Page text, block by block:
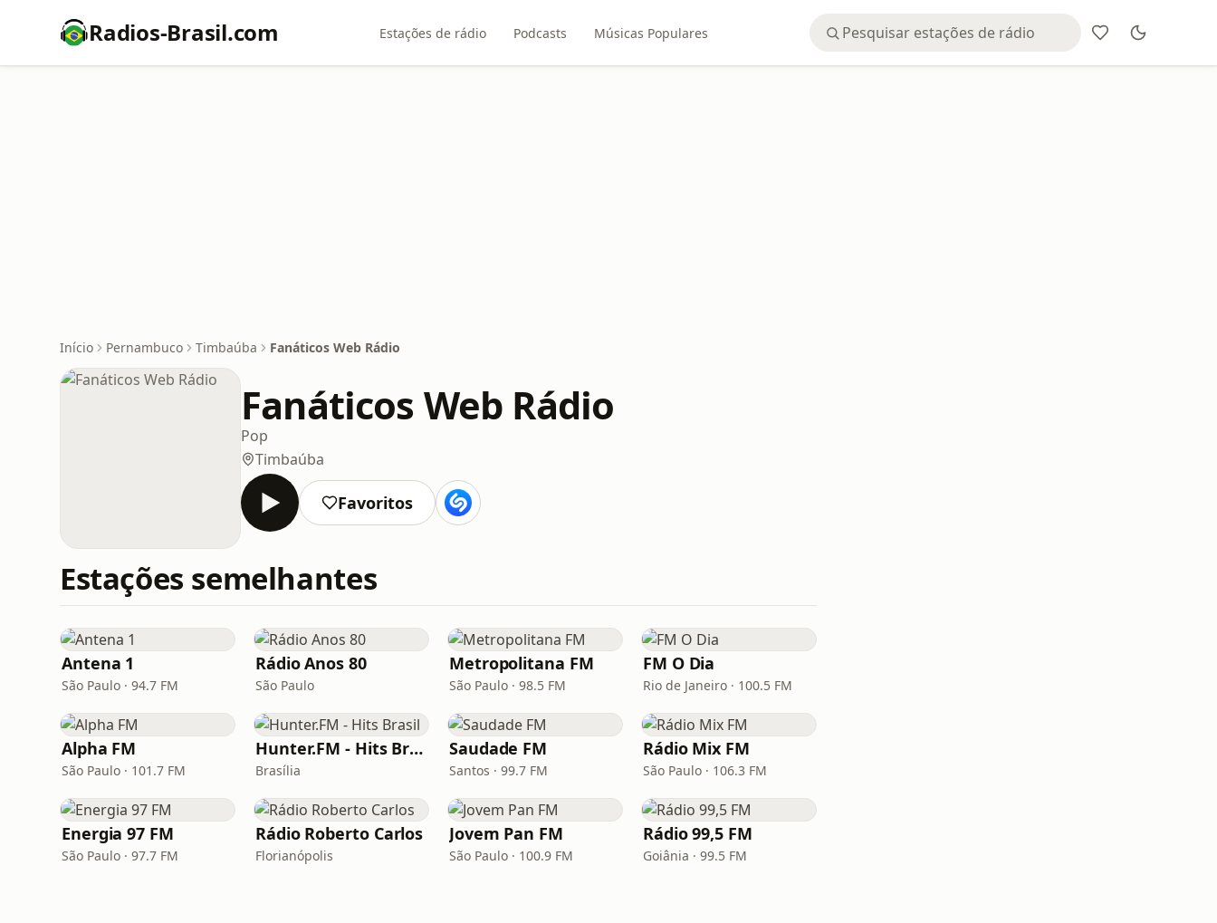
Radios-Brasil.com Estações de rádio Podcasts Músicas Populares
Início Pernambuco Timbaúba Fanáticos Web Rádio
Fanáticos Web Rádio
Pop
Timbaúba
Favoritos
Estações semelhantes
Antena 1
São Paulo · 94.7 FM
Rádio Anos 80
São Paulo
Metropolitana FM
São Paulo · 98.5 FM
FM O Dia
Rio de Janeiro · 100.5 FM
Alpha FM
São Paulo · 101.7 FM
Hunter.FM - Hits Brasil
Brasília
Saudade FM
Santos · 99.7 FM
Rádio Mix FM
São Paulo · 106.3 FM
Energia 97 FM
São Paulo · 97.7 FM
Rádio Roberto Carlos
Florianópolis
Jovem Pan FM
São Paulo · 100.9 FM
Rádio 99,5 FM
Goiânia · 99.5 FM